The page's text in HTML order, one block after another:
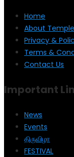
Home
About Temple
Privacy &
Terms &
Contact Us
Important
News
Events
திருவிழா
FESTIVAL